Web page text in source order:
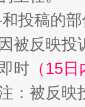
投稿的
被反映
时 （15
：被反